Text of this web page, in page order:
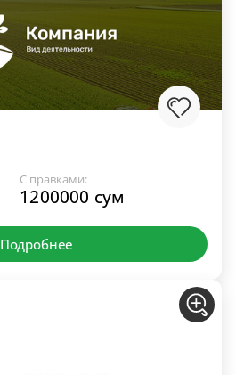
С правками:
1200000 сум
Подробнее